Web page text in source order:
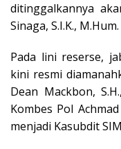
ditinggalkannya
Sinaga, S.I.K., M.Hum.
Pada lini reserse,
kini resmi
Dean Mackbon,
Kombes Pol
menjadi Kasubdit